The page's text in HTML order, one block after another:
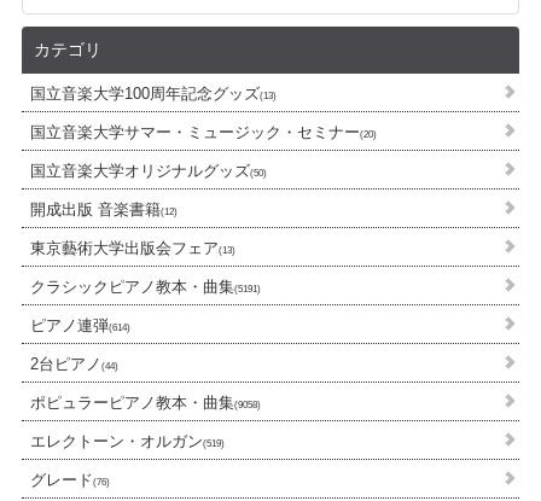
カテゴリ
国立音楽大学100周年記念グッズ(13)
国立音楽大学サマー・ミュージック・セミナー(20)
国立音楽大学オリジナルグッズ(50)
開成出版 音楽書籍(12)
東京藝術大学出版会フェア(13)
クラシックピアノ教本・曲集(5191)
ピアノ連弾(614)
2台ピアノ (44)
ポピュラーピアノ教本・曲集(9058)
エレクトーン・オルガン(519)
グレード(76)